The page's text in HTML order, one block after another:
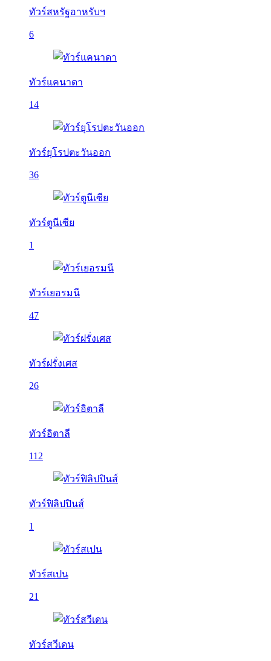
ทัวร์สหรัฐอาหรับฯ
6
ทัวร์แคนาดา
14
ทัวร์ยุโรปตะวันออก
36
ทัวร์ตูนีเซีย
1
ทัวร์เยอรมนี
47
ทัวร์ฝรั่งเศส
26
ทัวร์อิตาลี
112
ทัวร์ฟิลิปปินส์
1
ทัวร์สเปน
21
ทัวร์สวีเดน